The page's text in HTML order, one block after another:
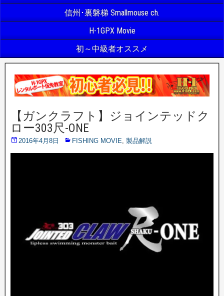
信州･裏磐梯 Smallmouse ch.
H-1GPX Movie
初～中級者オススメ
【ガンクラフト】ジョインテッドク
ロー303尺-ONE
2016年4月8日 FISHING MOVIE, 製品解説